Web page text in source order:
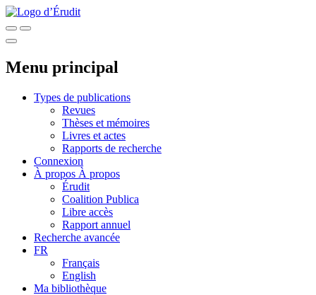
Menu principal
Types de publications
Revues
Thèses et mémoires
Livres et actes
Rapports de recherche
Connexion
À propos À propos
Érudit
Coalition Publica
Libre accès
Rapport annuel
Recherche avancée
FR
Français
English
Ma bibliothèque